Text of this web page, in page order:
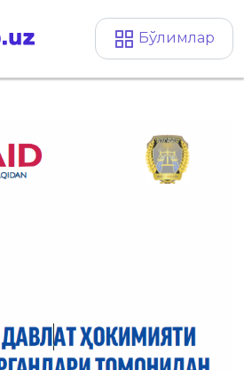
Бўлимлар